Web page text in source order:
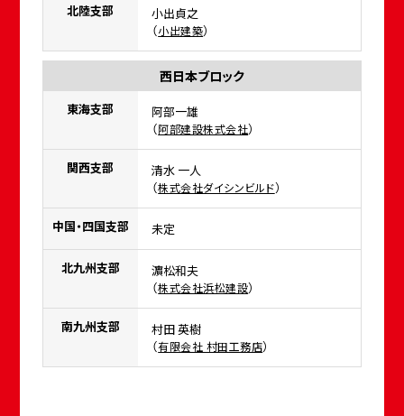
北陸支部
小出貞之
（小出建築）
西日本ブロック
東海支部
阿部一雄
（阿部建設株式会社）
関西支部
清水 一人
（株式会社ダイシンビルド）
中国・四国支部 未定
北九州支部
濵松和夫
（株式会社浜松建設）
南九州支部
村田 英樹
（有限会社 村田工務店）